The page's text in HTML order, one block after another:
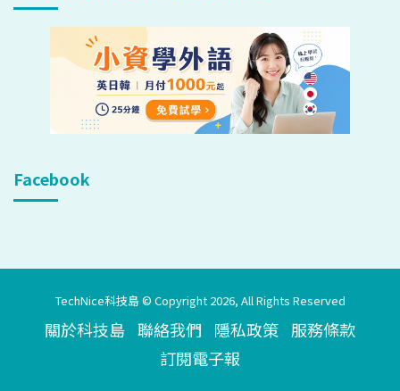
Facebook
TechNice科技島 © Copyright 2026, All Rights Reserved
關於科技島 聯絡我們 隱私政策 服務條款
訂閱電子報